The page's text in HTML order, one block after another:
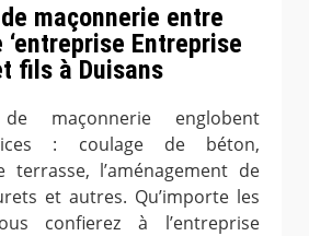
maçonnerie entre
Entreprise
fils à Duisans
maçonnerie englobent
: coulage de béton,
terrasse, l’aménagement de
et autres. Qu’importe les
confierez à l’entreprise